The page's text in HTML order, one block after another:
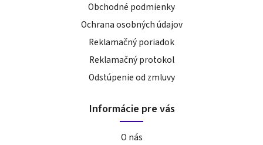
Obchodné podmienky
Ochrana osobných údajov
Reklamačný poriadok
Reklamačný protokol
Odstúpenie od zmluvy
Informácie pre vás
O nás